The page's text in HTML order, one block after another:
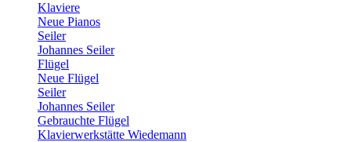
Klaviere
Neue Pianos
Seiler
Johannes Seiler
Flügel
Neue Flügel
Seiler
Johannes Seiler
Gebrauchte Flügel
Klavierwerkstätte Wiedemann